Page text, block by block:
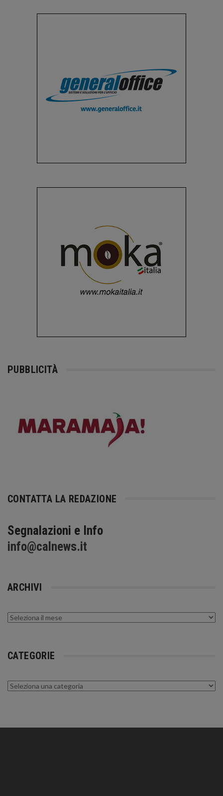
PUBBLICITÀ
CONTATTA LA REDAZIONE
Segnalazioni e Info
info@calnews.it
ARCHIVI
Archivi
CATEGORIE
Categorie